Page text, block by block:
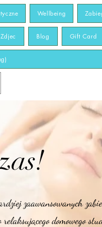
Wellbeing
Blog Gift Card
zaawansowanych
domowego